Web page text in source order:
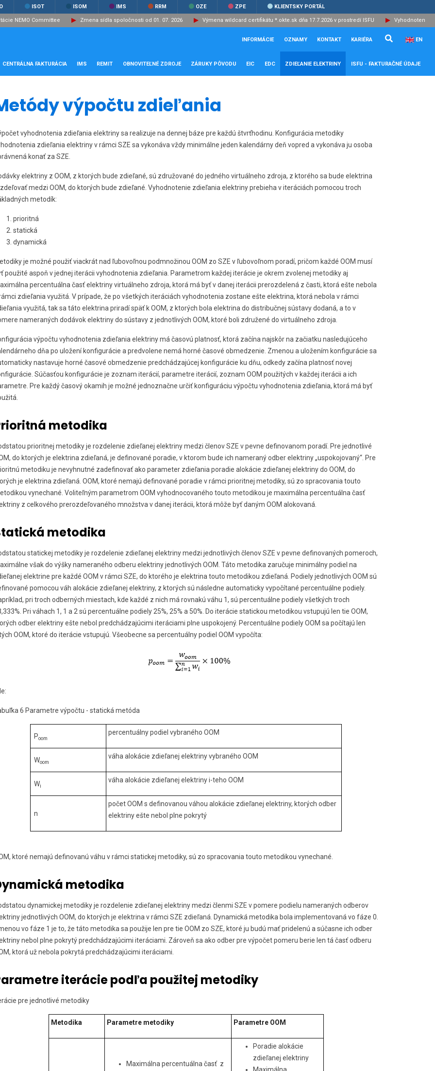
ISOT ISOM IMS RRM OZE ZPE KLIENTSKY PORTÁL
NEMO Committee Zmena sídla spoločnosti od 01. 07. 2026 Výmena wildcard certifikátu *.okte.sk dňa 17.7.2026 v prostredí ISFU Vyhodnotenie
Zatvoriť
INFORMÁCIE OZNAMY KONTAKT KARIÉRA EN
CENTRÁLNA FAKTURÁCIA IMS REMIT OBNOVITEĽNÉ ZDROJE ZÁRUKY PÔVODU EIC EDC ZDIEĽANIE ELEKTRINY ISFU - FAKTURAČNÉ ÚDAJE
výpočtu zdieľania
vyhodnotenia zdieľania elektriny sa realizuje na dennej báze pre každú štvrťhodinu. Konfigurácia metodiky
zdieľania elektriny v rámci SZE sa vykonáva vždy minimálne jeden kalendárny deň vopred a vykonáva ju osoba
konať za SZE.
elektriny z OOM, z ktorých bude zdieľané, sú združované do jedného virtuálneho zdroja, z ktorého sa bude elektrina
medzi OOM, do ktorých bude zdieľané. Vyhodnotenie zdieľania elektriny prebieha v iteráciách pomocou troch
metodík:
prioritná
statická
dynamická
je možné použiť viackrát nad ľubovoľnou podmnožinou OOM zo SZE v ľubovoľnom poradí, pričom každé OOM musí
použité aspoň v jednej iterácii vyhodnotenia zdieľania. Parametrom každej iterácie je okrem zvolenej metodiky aj
percentuálna časť elektriny virtuálneho zdroja, ktorá má byť v danej iterácii prerozdelená z časti, ktorá ešte nebola
zdieľania využitá. V prípade, že po všetkých iteráciách vyhodnotenia zostane ešte elektrina, ktorá nebola v rámci
využitá, tak sa táto elektrina priradí späť k OOM, z ktorých bola elektrina do distribučnej sústavy dodaná, a to v
nameraných dodávok elektriny do sústavy z jednotlivých OOM, ktoré boli združené do virtuálneho zdroja.
výpočtu vyhodnotenia zdieľania elektriny má časovú platnosť, ktorá začína najskôr na začiatku nasledujúceho
dňa po uložení konfigurácie a predvolene nemá horné časové obmedzenie. Zmenou a uložením konfigurácie sa
nastavuje horné časové obmedzenie predchádzajúcej konfigurácie ku dňu, odkedy začína platnosť novej
Súčasťou konfigurácie je zoznam iterácií, parametre iterácií, zoznam OOM použitých v každej iterácii a ich
Pre každý časový okamih je možné jednoznačne určiť konfiguráciu výpočtu vyhodnotenia zdieľania, ktorá má byť
metodika
prioritnej metodiky je rozdelenie zdieľanej elektriny medzi členov SZE v pevne definovanom poradí. Pre jednotlivé
do ktorých je elektrina zdieľaná, je definované poradie, v ktorom bude ich nameraný odber elektriny „uspokojovaný“. Pre
metodiku je nevyhnutné zadefinovať ako parameter zdieľania poradie alokácie zdieľanej elektriny do OOM, do
je elektrina zdieľaná. OOM, ktoré nemajú definované poradie v rámci prioritnej metodiky, sú zo spracovania touto
vynechané. Voliteľným parametrom OOM vyhodnocovaného touto metodikou je maximálna percentuálna časť
z celkového prerozdeľovaného množstva v danej iterácii, ktorá môže byť daným OOM alokovaná.
metodika
statickej metodiky je rozdelenie zdieľanej elektriny medzi jednotlivých členov SZE v pevne definovaných pomeroch,
však do výšky nameraného odberu elektriny jednotlivých OOM. Táto metodika zaručuje minimálny podiel na
elektrine pre každé OOM v rámci SZE, do ktorého je elektrina touto metodikou zdieľaná. Podiely jednotlivých OOM sú
pomocou váh alokácie zdieľanej elektriny, z ktorých sú následne automaticky vypočítané percentuálne podiely.
pri troch odberných miestach, kde každé z nich má rovnakú váhu 1, sú percentuálne podiely všetkých troch
Pri váhach 1, 1 a 2 sú percentuálne podiely 25%, 25% a 50%. Do iterácie statickou metodikou vstupujú len tie OOM,
odber elektriny ešte nebol predchádzajúcimi iteráciami plne uspokojený. Percentuálne podiely OOM sa počítajú len
OOM, ktoré do iterácie vstupujú. Všeobecne sa percentuálny podiel OOM vypočíta:
6 Parametre výpočtu - statická metóda
Poom
percentuálny podiel vybraného OOM
Woom
váha alokácie zdieľanej elektriny vybraného OOM
Wi
váha alokácie zdieľanej elektriny i-teho OOM
n
počet OOM s definovanou váhou alokácie zdieľanej elektriny, ktorých odber
elektriny ešte nebol plne pokrytý
ktoré nemajú definovanú váhu v rámci statickej metodiky, sú zo spracovania touto metodikou vynechané.
metodika
dynamickej metodiky je rozdelenie zdieľanej elektriny medzi členmi SZE v pomere podielu nameraných odberov
jednotlivých OOM, do ktorých je elektrina v rámci SZE zdieľaná. Dynamická metodika bola implementovaná vo fáze 0.
vo fáze 1 je to, že táto metodika sa použije len pre tie OOM zo SZE, ktoré ju budú mať pridelenú a súčasne ich odber
nebol plne pokrytý predchádzajúcimi iteráciami. Zároveň sa ako odber pre výpočet pomeru berie len tá časť odberu
ktorá už nebola pokrytá predchádzajúcimi iteráciami.
iterácie podľa použitej metodiky
pre jednotlivé metodiky
Metodika Parametre metodiky Parametre OOM
Maximálna percentuálna časť z
Poradie alokácie
zdieľanej elektriny